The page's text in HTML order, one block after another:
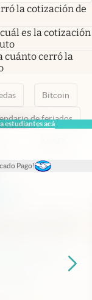
estudiantes acá
Pago!
la cotización de
es la cotización
cuánto cerró la
Bitcoin
de feriados
pestaña
pestaña
nueva pestaña
en nueva pestaña